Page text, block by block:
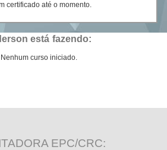
certificado até o momento.
está fazendo:
Nenhum curso iniciado.
EPC/CRC: